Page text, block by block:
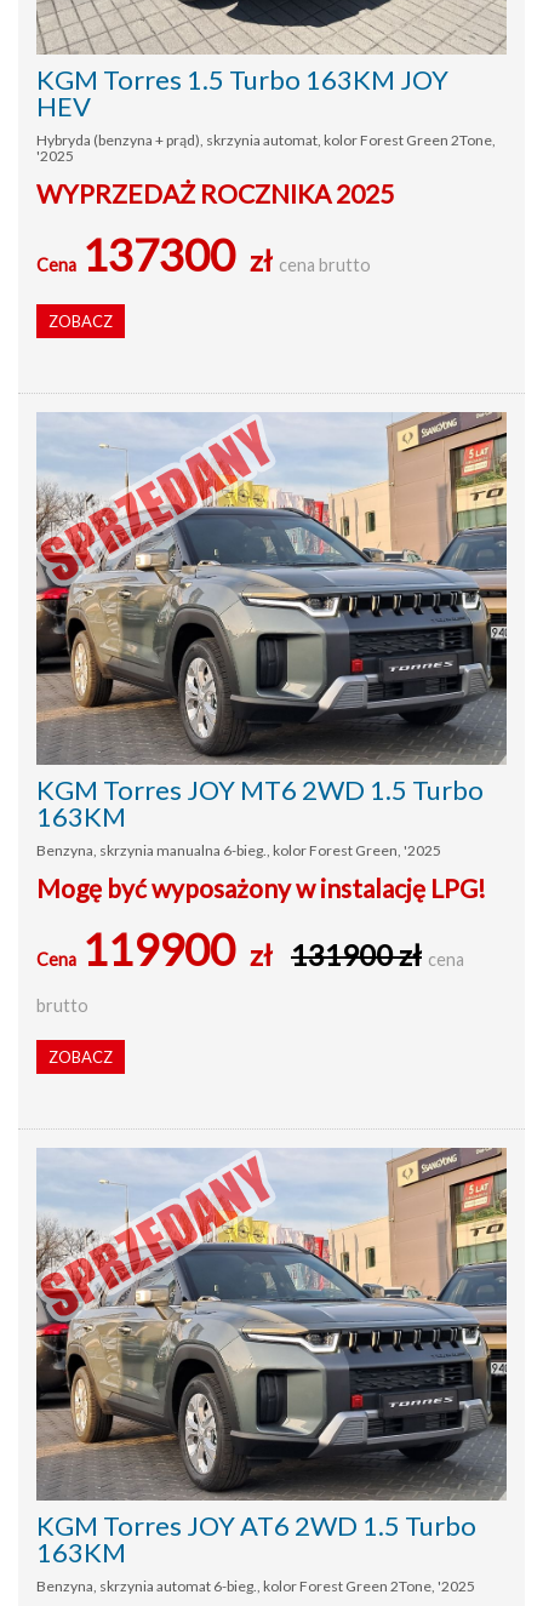
KGM Torres 1.5 Turbo 163KM JOY
HEV
Hybryda (benzyna + prąd), skrzynia automat, kolor Forest Green 2Tone,
'2025
WYPRZEDAŻ ROCZNIKA 2025
Cena 137300 zł cena brutto
ZOBACZ
KGM Torres JOY MT6 2WD 1.5 Turbo
163KM
Benzyna, skrzynia manualna 6-bieg., kolor Forest Green, '2025
Mogę być wyposażony w instalację LPG!
Cena 119900 zł 131900 zł cena
brutto
ZOBACZ
KGM Torres JOY AT6 2WD 1.5 Turbo
163KM
Benzyna, skrzynia automat 6-bieg., kolor Forest Green 2Tone, '2025